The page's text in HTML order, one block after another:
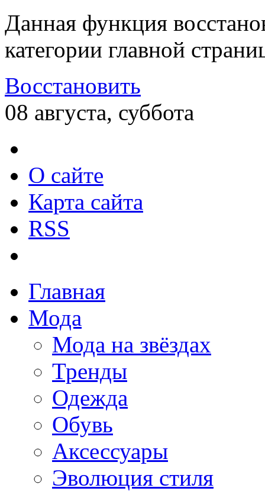
Данная функция
категории главной
Восстановить
08 августа, суббота
О сайте
Карта сайта
RSS
Главная
Мода
Мода на звёздах
Тренды
Одежда
Обувь
Аксессуары
Эволюция стиля